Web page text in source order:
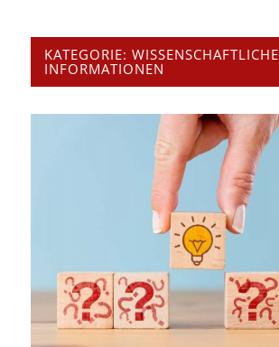
KATEGORIE: WISSENSCHAFTLICHE
INFORMATIONEN